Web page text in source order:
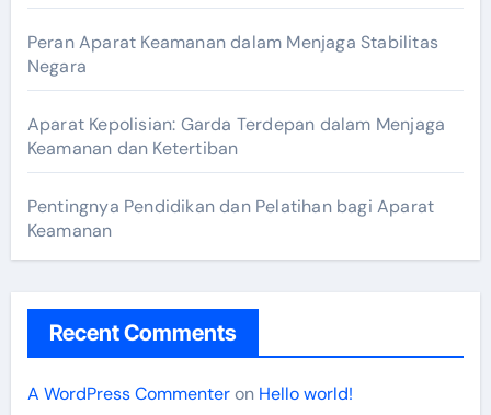
Peran Aparat Keamanan dalam Menjaga Stabilitas
Negara
Aparat Kepolisian: Garda Terdepan dalam Menjaga
Keamanan dan Ketertiban
Pentingnya Pendidikan dan Pelatihan bagi Aparat
Keamanan
Recent Comments
A WordPress Commenteron Hello world!